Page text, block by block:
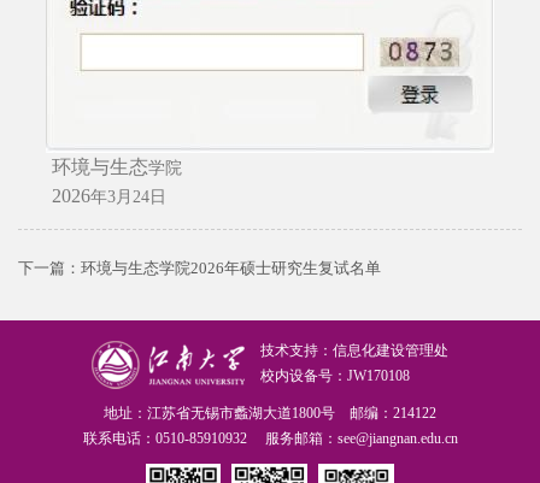
环境与生态学院
2026年3 月 24日
下一篇： 环境与生态学院2026年硕士研究生复试名单
技术支持：信息化建设管理处
校内设备号：JW170108
地址：江苏省无锡市蠡湖大道1800号 邮编：214122
联系电话：0510-85910932 服务邮箱：see@jiangnan.edu.cn